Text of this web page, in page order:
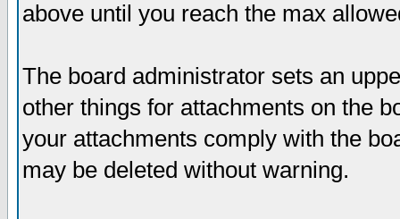
above until you reach the max
The board administrator sets an
other things for attachments on the
your attachments comply with the
may be deleted without warning.